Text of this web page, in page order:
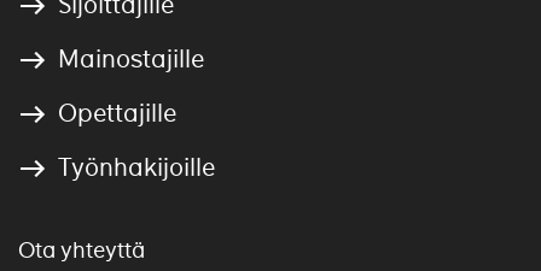
Mainostajille
Opettajille
Työnhakijoille
Ota yhteyttä